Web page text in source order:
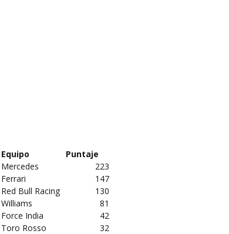
Equipo
Puntaje
Mercedes
223
Ferrari
147
Red Bull Racing
130
Williams
81
Force India
42
Toro Rosso
32